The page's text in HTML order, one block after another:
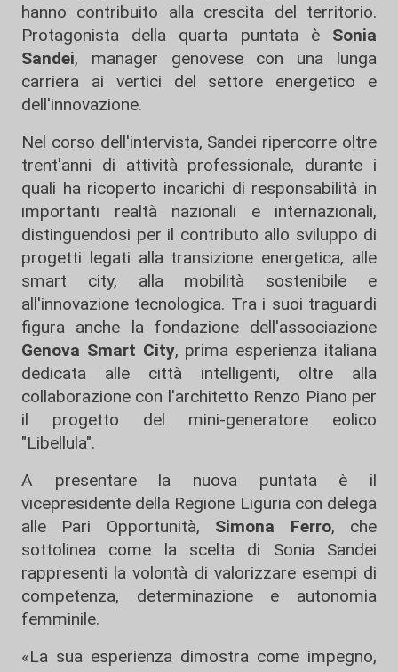
hanno contribuito alla crescita del territorio.
Protagonista della quarta puntata è Sonia
Sandei, manager genovese con una lunga
carriera ai vertici del settore energetico e
dell'innovazione.
Nel corso dell'intervista, Sandei ripercorre oltre
trent'anni di attività professionale, durante i
quali ha ricoperto incarichi di responsabilità in
importanti realtà nazionali e internazionali,
distinguendosi per il contributo allo sviluppo di
progetti legati alla transizione energetica, alle
smart city, alla mobilità sostenibile e
all'innovazione tecnologica. Tra i suoi traguardi
figura anche la fondazione dell'associazione
Genova Smart City, prima esperienza italiana
dedicata alle città intelligenti, oltre alla
collaborazione con l'architetto Renzo Piano per
il progetto del mini-generatore eolico
"Libellula".
A presentare la nuova puntata è il
vicepresidente della Regione Liguria con delega
alle Pari Opportunità, Simona Ferro, che
sottolinea come la scelta di Sonia Sandei
rappresenti la volontà di valorizzare esempi di
competenza, determinazione e autonomia
femminile.
«La sua esperienza dimostra come impegno,